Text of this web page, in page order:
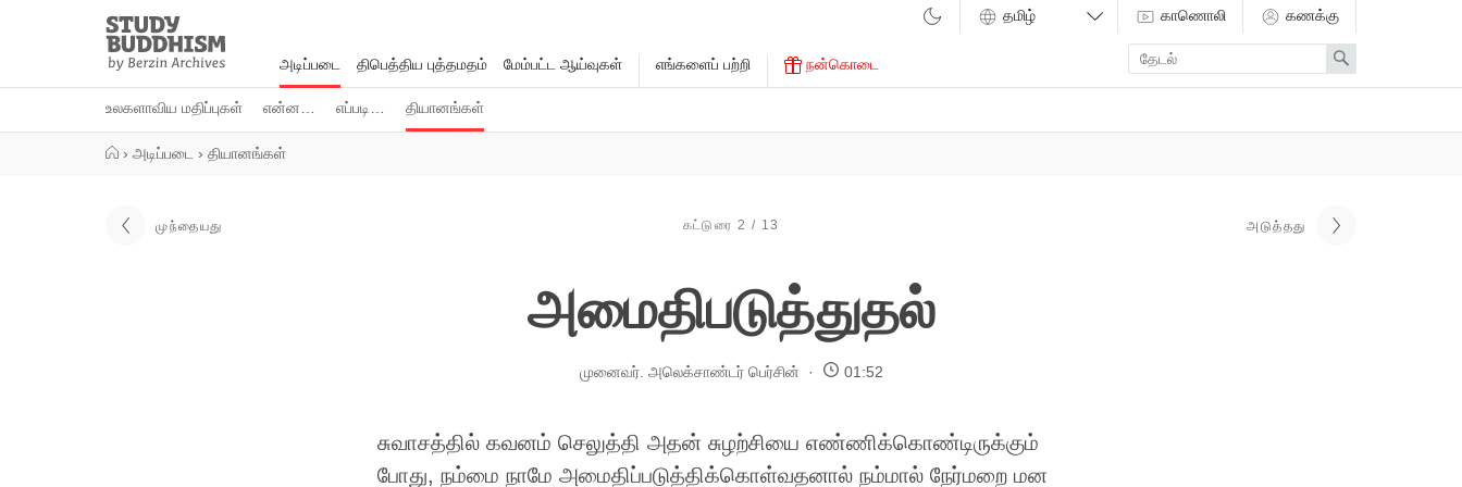
Study
Buddhism
Home
அடிப்படை
உலகளாவிய மதிப்புகள் என்ன… எப்படி… தியானங்கள்
திபெத்திய புத்தமதம் மேம்பட்ட ஆய்வுகள் எங்களைப் பற்றி நன்கொடை
காணொலி கணக்கு
Enter
search
term
Search
› அடிப்படை › தியானங்கள்
முந்தையது கட்டுரை 2 / 13 அடுத்தது
அமைதிபடுத்துதல்
முனைவர். அலெக்சாண்டர் பெர்சின் 01:52
சுவாசத்தில் கவனம் செலுத்தி அதன் சுழற்சியை எண்ணிக்கொண்டிருக்கும்
போது, நம்மை நாமே அமைதிப்படுத்திக்கொள்வதனால் நம்மால் நேர்மறை மன